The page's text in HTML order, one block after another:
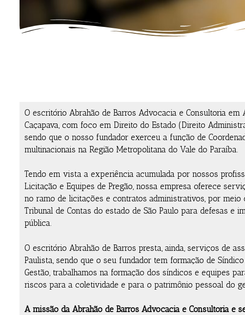
O escritório Abrahão de Barros Advocacia e Consultoria
Caçapava, com foco em Direito do Estado (Direito
sendo que o nosso fundador exerceu a função de
multinacionais na Região Metropolitana do Vale do Paraíba.
Tendo em vista a experiência acumulada por nossos
Licitação e Equipes de Pregão, nossa empresa oferece
no ramo de licitações e contratos administrativos, por
Tribunal de Contas do estado de São Paulo para defesas e
pública.
O escritório Abrahão de Barros presta, ainda, serviços de
Paulista, sendo que o seu fundador tem formação de
Gestão, trabalhamos na formação dos síndicos e equipes
riscos para a coletividade e para o patrimônio pessoal do
A missão da Abrahão de Barros Advocacia e Consultoria